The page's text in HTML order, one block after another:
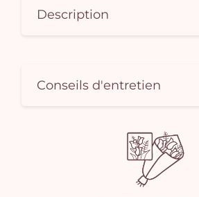
Description
Conseils d'entretien